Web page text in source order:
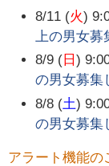
8/11 (火)
上の男女募
8/9 ( 日)
の男女募集
8/8 (土)
の男女募集
アラート機能の